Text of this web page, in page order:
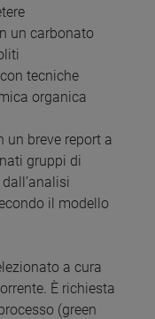
un carbonato
tecniche
organica
un breve report a
gruppi di
il modello
a cura
È richiesta
(green